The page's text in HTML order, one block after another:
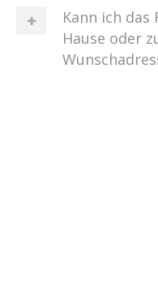
Kann ich das
Hause oder